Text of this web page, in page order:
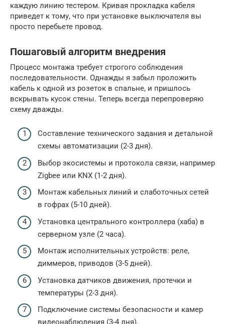
каждую линию тестером. Кривая прокладка кабеля
приведет к тому, что при установке выключателя вы
просто перебьете провод.
Пошаговый алгоритм внедрения
Процесс монтажа требует строгого соблюдения
последовательности. Однажды я забыл проложить
кабель к одной из розеток в спальне, и пришлось
вскрывать кусок стены. Теперь всегда перепроверяю
схему дважды.
Составление технического задания и детальной
схемы автоматизации (2-3 дня).
Выбор экосистемы и протокола связи, например
Zigbee или KNX (1-2 дня).
Монтаж кабельных линий и слаботочных сетей
в гофрах (5-10 дней).
Установка центрального контроллера (хаба) в
серверном узле (2 часа).
Монтаж исполнительных устройств: реле,
диммеров, приводов (3-5 дней).
Установка датчиков движения, протечки и
температуры (2-3 дня).
Подключение системы безопасности и камер
видеонаблюдения (3-4 дня).